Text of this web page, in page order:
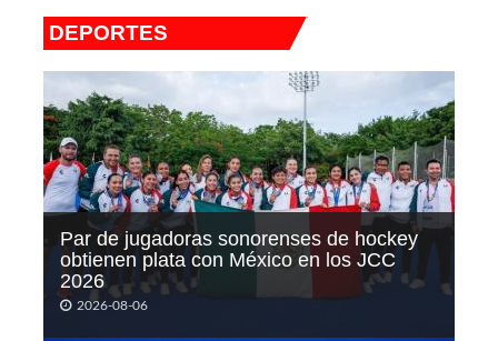
DEPORTES
Par de jugadoras sonorenses de hockey
obtienen plata con México en los JCC
2026
2026-08-06